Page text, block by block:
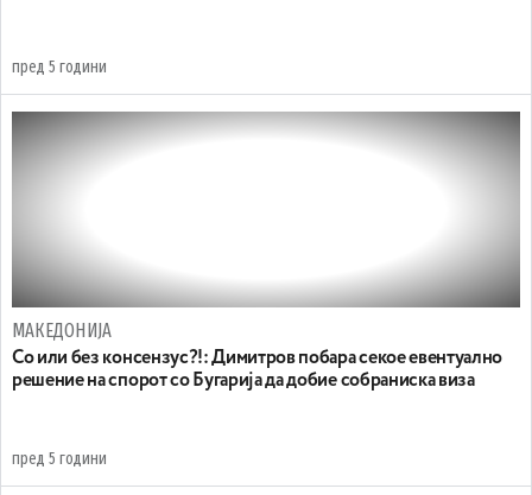
пред 5 години
МАКЕДОНИЈА
Со или без консензус?!: Димитров побара секое евентуално
решение на спорот со Бугарија да добие собраниска виза
пред 5 години